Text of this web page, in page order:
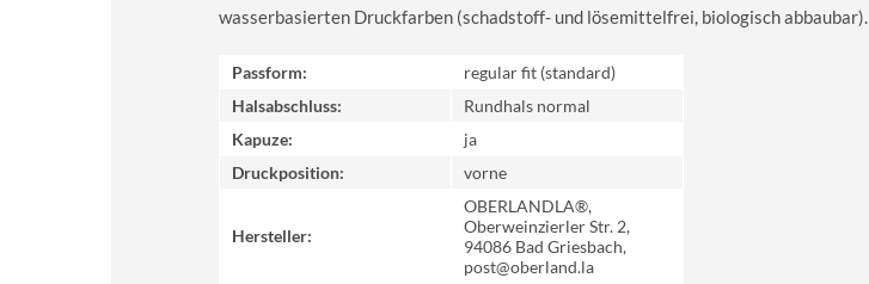
wasserbasierten Druckfarben (schadstoff- und lösemittelfrei, biologisch abbaubar).
Passform:
regular fit (standard)
Halsabschluss:
Rundhals normal
Kapuze:
ja
Druckposition:
vorne
Hersteller:
OBERLANDLA®,
Oberweinzierler Str. 2,
94086 Bad Griesbach,
post@oberland.la